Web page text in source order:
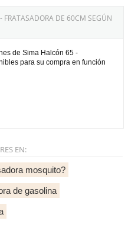
DE 60CM SEGÚN
de Sima Halcón 65 -
para su compra en función
EN:
mosquito?
de gasolina